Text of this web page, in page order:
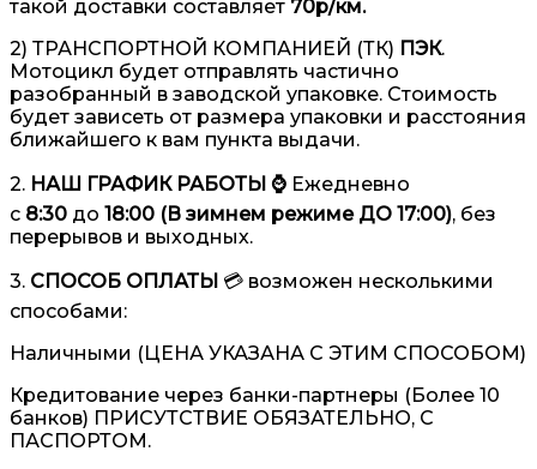
такой доставки составляет 70р/км.
2) ТРАНСПОРТНОЙ КОМПАНИЕЙ (ТК) ПЭК.
Мотоцикл будет отправлять частично
разобранный в заводской упаковке. Стоимость
будет зависеть от размера упаковки и расстояния
ближайшего к вам пункта выдачи.
2. НАШ ГРАФИК РАБОТЫ ⌚️ Ежедневно
с 8:30 до 18:00 (В зимнем режиме ДО 17:00), без
перерывов и выходных.
3. СПОСОБ ОПЛАТЫ 💳 возможен несколькими
способами:
Наличными (ЦЕНА УКАЗАНА С ЭТИМ СПОСОБОМ)
Кредитование через банки-партнеры (Более 10
банков) ПРИСУТСТВИЕ ОБЯЗАТЕЛЬНО, С
ПАСПОРТОМ.